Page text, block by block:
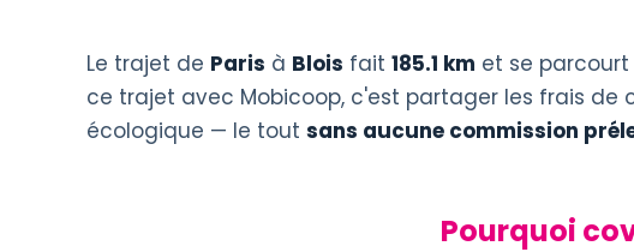
Le trajet de Paris à Blois fait 185.1 km et se
ce trajet avec Mobicoop, c'est partager les frais
écologique — le tout sans aucune commission
Pourquoi